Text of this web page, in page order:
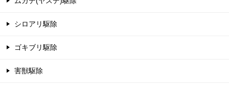
シロアリ駆除
ゴキブリ駆除
害獣駆除